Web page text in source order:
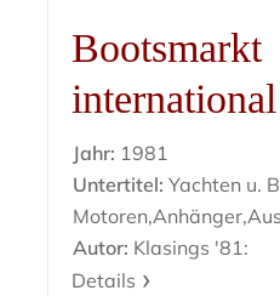
Bootsmarkt
international
Jahr: 1981
Untertitel: Yachten u.
Autor: Klasings '81:
Details